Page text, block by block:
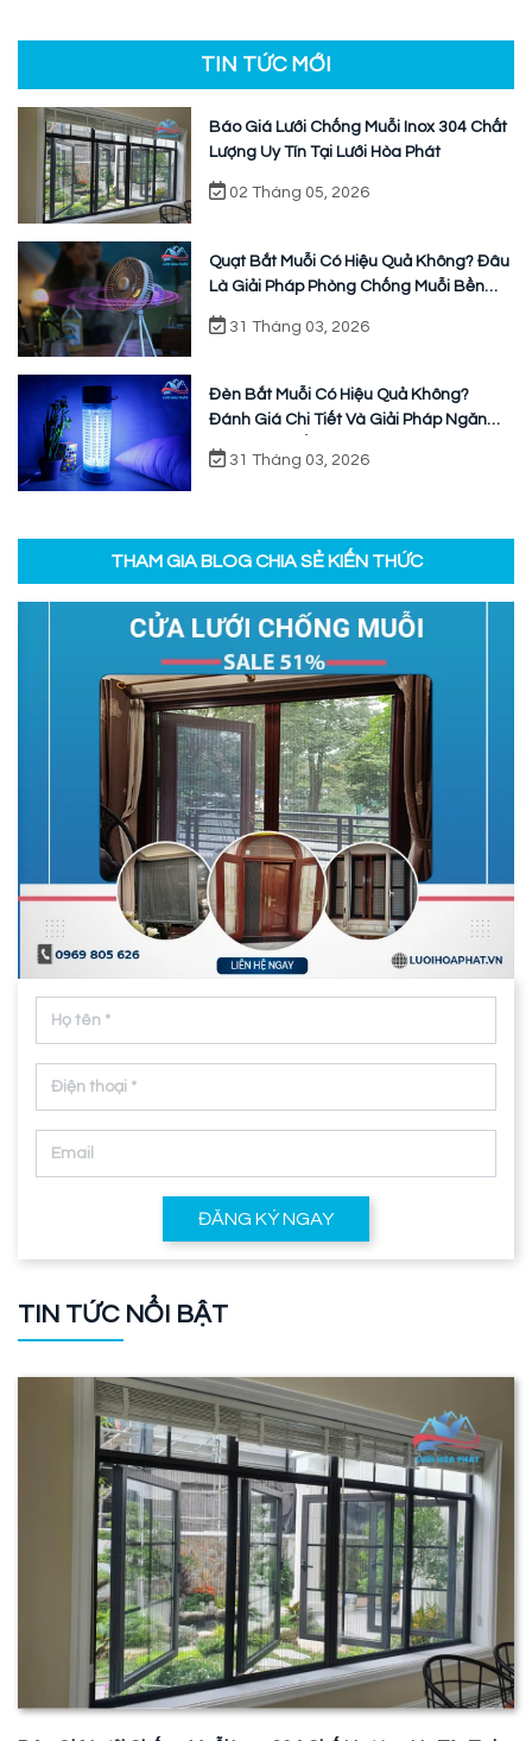
TIN TỨC MỚI
Báo Giá Lưới Chống Muỗi Inox 304 Chất
Lượng Uy Tín Tại Lưới Hòa Phát
02 Tháng 05, 2026
Quạt Bắt Muỗi Có Hiệu Quả Không? Đâu
Là Giải Pháp Phòng Chống Muỗi Bền
31 Tháng 03, 2026
Đèn Bắt Muỗi Có Hiệu Quả Không?
Đánh Giá Chi Tiết Và Giải Pháp Ngăn
Chặn Triệt Để
31 Tháng 03, 2026
THAM GIA BLOG CHIA SẺ KIẾN THỨC
ĐĂNG KÝ NGAY
TIN TỨC NỔI BẬT